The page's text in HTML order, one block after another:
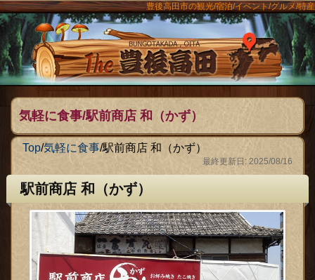
豊後高田市の観光/宿泊/イベント/グルメ/特産
The豊後
気軽に食事/駅前商店 和（かず）
Top/気軽に食事/駅前商店 和（かず）
最終更新日: 2025/08/16
駅前商店 和（かず）
メニュー